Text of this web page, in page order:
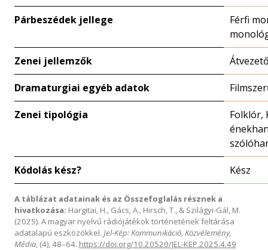
Párbeszédek jellege
Férfi
Zenei jellemzők
Dramaturgiai egyéb adatok
Zenei tipológia
Folklór,
Kódolás kész? Kész
A táblázat adatainak és az Összefoglalás résznek a
hivatkozása: Hargitai, H., Gács, A., Hirsch, T., & Szilágyi-Gál, M.
(2025). A magyar nyelvű rádiójátékok történetének feltárása
adatalapú eszközökkel. Jel-Kép: Kommunikáció, Közvélemény,
Média, (4), 48–64. https://doi.org/10.20520/JEL-KEP.2025.4.49